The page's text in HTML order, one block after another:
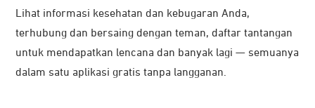
Lihat informasi kesehatan dan kebugaran Anda,
terhubung dan bersaing dengan teman, daftar tantangan
untuk mendapatkan lencana dan banyak lagi — semuanya
dalam satu aplikasi gratis tanpa langganan.